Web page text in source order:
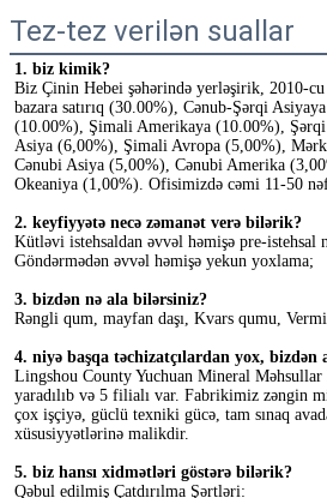
Tez-tez verilən suallar
1. biz kimik?
Biz Çinin Hebei şəhərində yerləşirik, 2010-
bazara satırıq (30.00%), Cənub-Şərqi
(10.00%), Şimali Amerikaya (10.00%),
Asiya (6,00%), Şimali Avropa (5,00%),
Cənubi Asiya (5,00%), Cənubi Amerika
Okeaniya (1,00%). Ofisimizdə cəmi 11-50
2. keyfiyyətə necə zəmanət verə bilərik?
Kütləvi istehsaldan əvvəl həmişə pre-istehsal
Göndərmədən əvvəl həmişə yekun yoxlama;
3. bizdən nə ala bilərsiniz?
Rəngli qum, mayfan daşı, Kvars qumu,
4. niyə başqa təchizatçılardan yox, bizdən
Lingshou County Yuchuan Mineral
yaradılıb və 5 filialı var. Fabrikimiz zəngin
çox işçiyə, güclü texniki gücə, tam sınaq
xüsusiyyətlərinə malikdir.
5. biz hansı xidmətləri göstərə bilərik?
Qəbul edilmiş Çatdırılma Şərtləri: